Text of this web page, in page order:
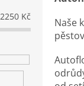
Kč
Naše